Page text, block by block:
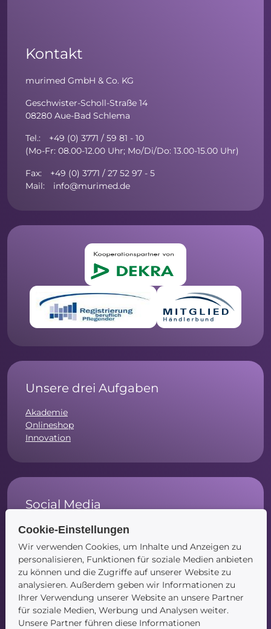
Kontakt
murimed GmbH & Co. KG
Geschwister-Scholl-Straße 14
08280 Aue-Bad Schlema
Tel.: +49 (0) 3771 / 59 81 - 10
(Mo-Fr: 08.00-12.00 Uhr; Mo/Di/Do: 13.00-15.00 Uhr)
Fax: +49 (0) 3771 / 27 52 97 - 5
Mail: info@murimed.de
Unsere drei Aufgaben
Akademie
Onlineshop
Innovation
Social Media
Instagram
Facebook
LinkedIn
Navigation
Cookie-Einstellungen
Wir verwenden Cookies, um Inhalte und Anzeigen zu
personalisieren, Funktionen für soziale Medien anbieten
zu können und die Zugriffe auf unserer Website zu
analysieren. Außerdem geben wir Informationen zu
Ihrer Verwendung unserer Website an unsere Partner
für soziale Medien, Werbung und Analysen weiter.
Unsere Partner führen diese Informationen